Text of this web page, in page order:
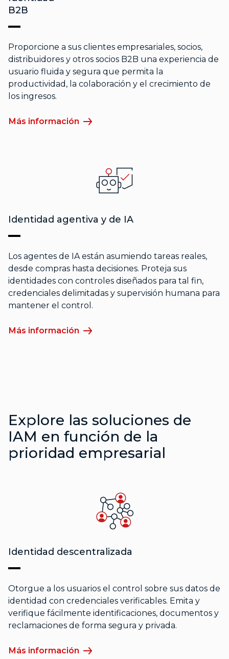
B2B
Proporcione a sus clientes empresariales, socios,
distribuidores y otros socios B2B una experiencia de
usuario fluida y segura que permita la
productividad, la colaboración y el crecimiento de
los ingresos.
Más información
Identidad agentiva y de IA
Los agentes de IA están asumiendo tareas reales,
desde compras hasta decisiones. Proteja sus
identidades con controles diseñados para tal fin,
credenciales delimitadas y supervisión humana para
mantener el control.
Más información
Explore las soluciones de
IAM en función de la
prioridad empresarial
Identidad descentralizada
Otorgue a los usuarios el control sobre sus datos de
identidad con credenciales verificables. Emita y
verifique fácilmente identificaciones, documentos y
reclamaciones de forma segura y privada.
Más información